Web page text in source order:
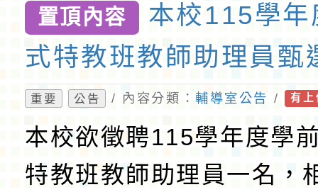
置頂內容
本校115學年
式特教班教師助理員甄
重要 公告 / 內容分類：輔導室公告 / 有上
本校欲徵聘115學年度學
特教班教師助理員一名，